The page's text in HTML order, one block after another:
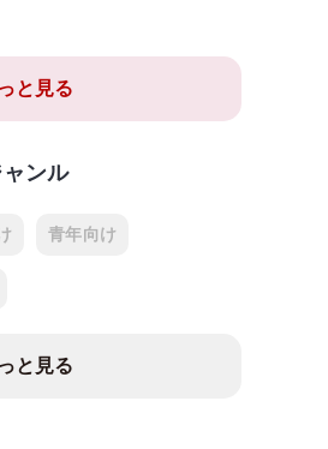
と見る
ャンル
青年向け
と見る